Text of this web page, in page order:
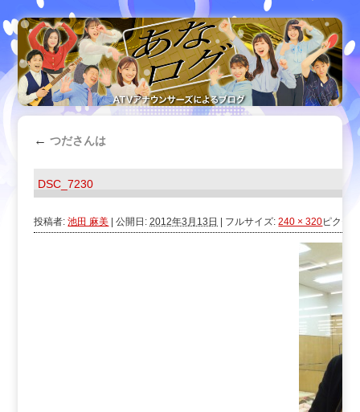
← つださんは
DSC_7230
投稿者: 池田 麻美 公開日: 2012年3月13日 フルサイズ:240 × 320ピクセ